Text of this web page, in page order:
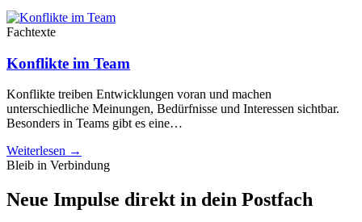
Fachtexte
Konflikte im Team
Konflikte treiben Entwicklungen voran und machen
unterschiedliche Meinungen, Bedürfnisse und Interessen sichtbar.
Besonders in Teams gibt es eine…
Weiterlesen →
Bleib in Verbindung
Neue Impulse direkt in dein Postfach